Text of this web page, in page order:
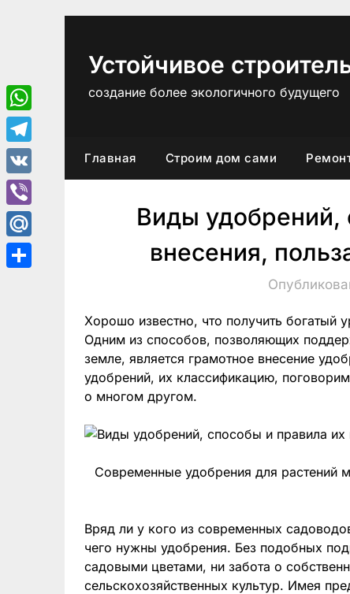
Устойчивое
создание более экологичного будущего
Главная Строим дом сами
Виды удобрений,
внесения,
Хорошо известно, что получить
Одним из способов, позволяющих
земле, является грамотное внесение
удобрений, их классификацию,
о многом другом.
Современные удобрения для растений
Вряд ли у кого из современных
чего нужны удобрения. Без подобных
садовыми цветами, ни забота о
сельскохозяйственных культур. Имея
WhatsApp
Telegram
VK
Viber
Mail.Ru